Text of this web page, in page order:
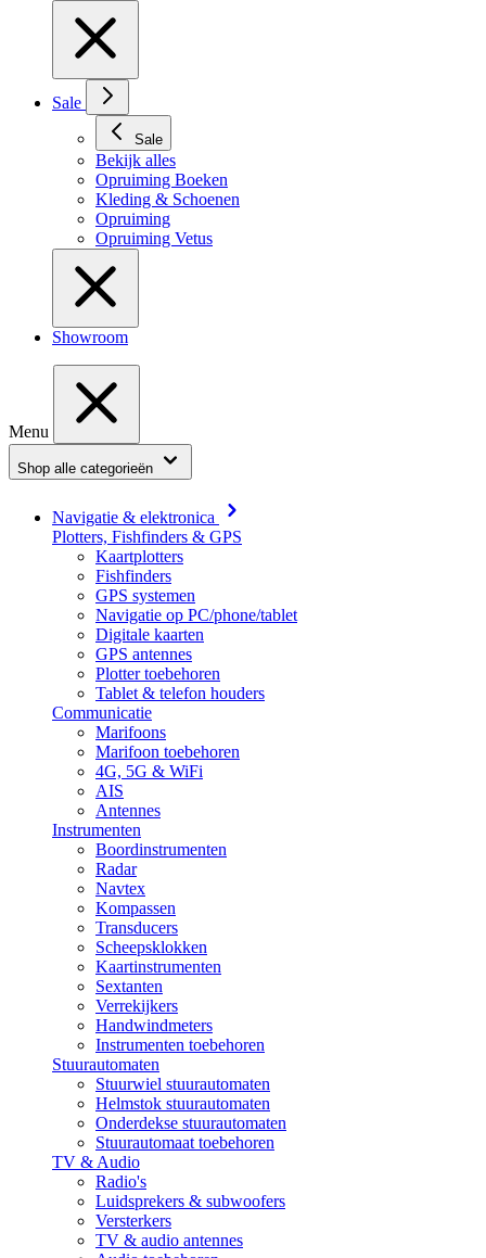
Sale
Sale
Bekijk alles
Opruiming Boeken
Kleding & Schoenen
Opruiming
Opruiming Vetus
Showroom
Menu
Shop alle categorieën
Navigatie & elektronica
Plotters, Fishfinders & GPS
Kaartplotters
Fishfinders
GPS systemen
Navigatie op PC/phone/tablet
Digitale kaarten
GPS antennes
Plotter toebehoren
Tablet & telefon houders
Communicatie
Marifoons
Marifoon toebehoren
4G, 5G & WiFi
AIS
Antennes
Instrumenten
Boordinstrumenten
Radar
Navtex
Kompassen
Transducers
Scheepsklokken
Kaartinstrumenten
Sextanten
Verrekijkers
Handwindmeters
Instrumenten toebehoren
Stuurautomaten
Stuurwiel stuurautomaten
Helmstok stuurautomaten
Onderdekse stuurautomaten
Stuurautomaat toebehoren
TV & Audio
Radio's
Luidsprekers & subwoofers
Versterkers
TV & audio antennes